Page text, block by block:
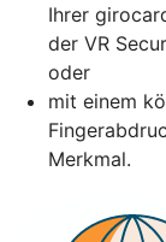
Ihrer
der VR
oder
mit einem
Merkmal.